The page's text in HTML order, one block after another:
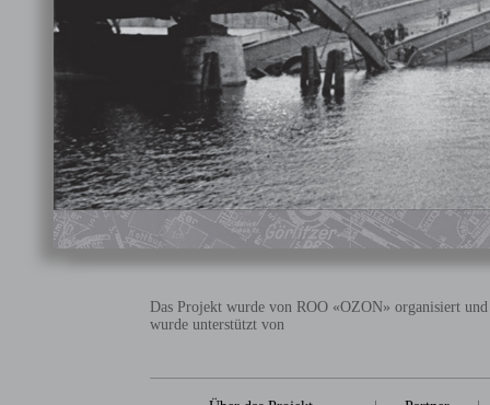
Das Projekt wurde von ROO «OZON» organisiert und
wurde unterstützt von